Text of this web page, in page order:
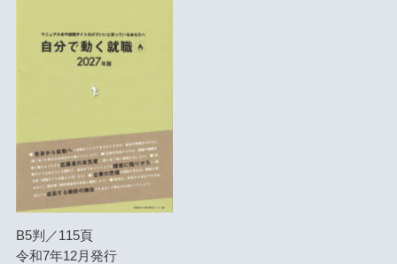
B5判／115頁
令和7年12月発行